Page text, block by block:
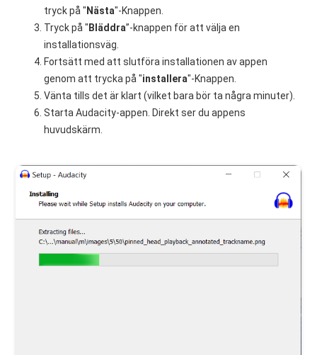
tryck på " Nästa"-Knappen.
Tryck på " Bläddra”-knappen för att välja en
installationsväg.
Fortsätt med att slutföra installationen av appen
genom att trycka på "installera"-Knappen.
Vänta tills det är klart (vilket bara bör ta några minuter).
Starta Audacity-appen. Direkt ser du appens
huvudskärm.